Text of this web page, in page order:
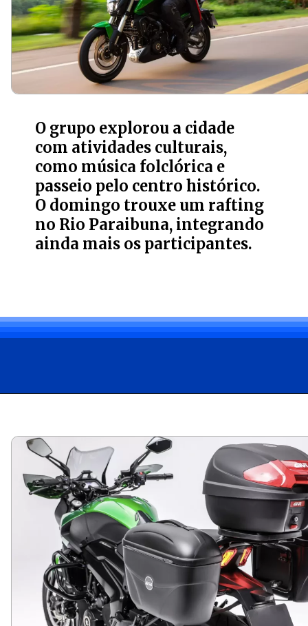
O grupo explorou a cidade
com atividades culturais,
como música folclórica e
passeio pelo centro histórico.
O domingo trouxe um rafting
no Rio Paraibuna, integrando
ainda mais os participantes.